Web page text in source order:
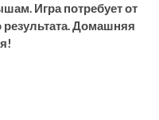
Игра потребует от
результата. Домашняя